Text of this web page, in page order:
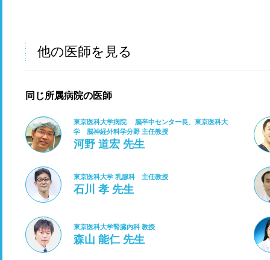
他の医師を見る
同じ所属病院の医師
東京医科大学病院 脳卒中センター長、東京医科大
学 脳神経外科学分野 主任教授
河野 道宏 先生
東京医科大学 乳腺科 主任教授
石川 孝 先生
東京医科大学腎臓内科 教授
森山 能仁 先生